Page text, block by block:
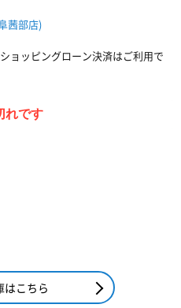
茜部店)
ョッピングローン決済はご利用で
れです
はこちら